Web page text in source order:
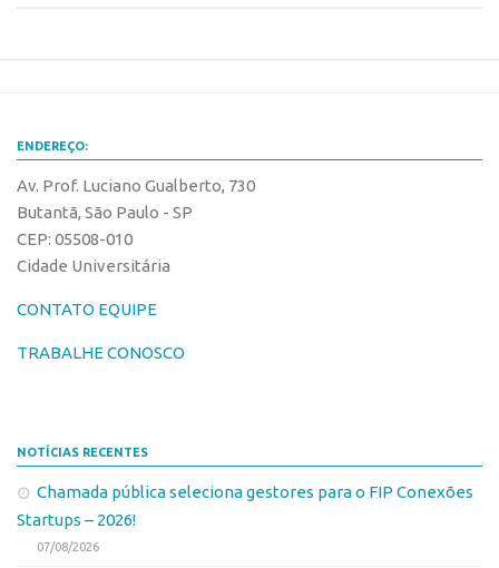
Softwares
Cultivares
Buscar Anterioridade
Como solicitar
Patrimônio Genético
Leis e Normas
Transferência de Tecnologia
ENDEREÇO:
Av. Prof. Luciano Gualberto, 730
Butantã, São Paulo - SP
CEP: 05508-010
Cidade Universitária
CONTATO EQUIPE
TRABALHE CONOSCO
NOTÍCIAS RECENTES
Chamada pública seleciona gestores para o FIP Conexões
Startups – 2026!
07/08/2026